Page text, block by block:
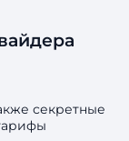
секретные